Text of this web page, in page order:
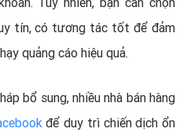
tín, có tương tác tốt để đảm
quảng cáo hiệu quả.
bổ sung, nhiều nhà bán hàng
để duy trì chiến dịch ổn